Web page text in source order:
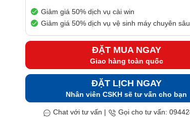
Giảm giá 50% dịch vụ cài win
Giảm giá 50% dịch vụ vệ sinh máy chuyên sâu
ĐẶT MUA NGAY
Giao hàng toàn quốc
ĐẶT LỊCH NGAY
Nhân viên CSKH sẽ tư vấn cho bạn
Chat với tư vấn | Gọi cho tư vấn: